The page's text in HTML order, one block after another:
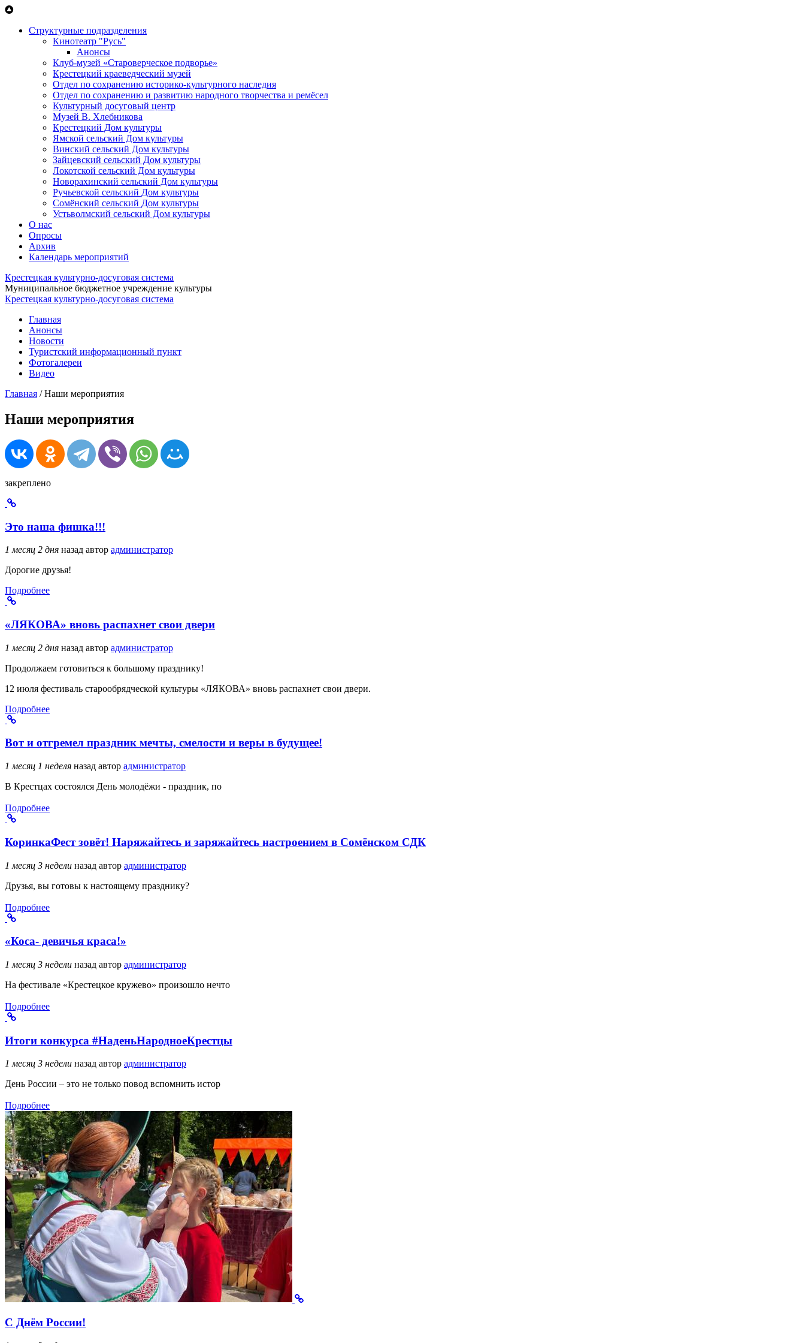
Перейти к основному содержанию
Структурные подразделения
Кинотеатр "Русь"
Анонсы
Клуб-музей «Староверческое подворье»
Крестецкий краеведческий музей
Отдел по сохранению историко-культурного наследия
Отдел по сохранению и развитию народного творчества и ремёсел
Культурный досуговый центр
Музей В. Хлебникова
Крестецкий Дом культуры
Ямской сельский Дом культуры
Винский сельский Дом культуры
Зайцевский сельский Дом культуры
Локотской сельский Дом культуры
Новорахинский сельский Дом культуры
Ручьевской сельский Дом культуры
Сомёнский сельский Дом культуры
Устьволмский сельский Дом культуры
О нас
Опросы
Архив
Календарь мероприятий
Крестецкая культурно-досуговая система
Муниципальное бюджетное учреждение культуры
Крестецкая культурно-досуговая система
Главная
Анонсы
Новости
Туристский информационный пункт
Фотогалереи
Видео
Главная /Наши мероприятия
Наши мероприятия
закреплено
Это наша фишка!!!
1 месяц 2 дня назад автор администратор
Дорогие друзья!
Подробнее
«ЛЯКОВА» вновь распахнет свои двери
1 месяц 2 дня назад автор администратор
Продолжаем готовиться к большому празднику!
12 июля фестиваль старообрядческой культуры «ЛЯКОВА» вновь распахнет свои двери.
Подробнее
Вот и отгремел праздник мечты, смелости и веры в будущее!
1 месяц 1 неделя назад автор администратор
В Крестцах состоялся День молодёжи - праздник, по
Подробнее
КоринкаФест зовёт! Наряжайтесь и заряжайтесь настроением в Сомёнском СДК
1 месяц 3 недели назад автор администратор
Друзья, вы готовы к настоящему празднику?
Подробнее
«Коса- девичья краса!»
1 месяц 3 недели назад автор администратор
На фестивале «Крестецкое кружево» произошло нечто
Подробнее
Итоги конкурса #НаденьНародноеКрестцы
1 месяц 3 недели назад автор администратор
День России – это не только повод вспомнить истор
Подробнее
С Днём России!